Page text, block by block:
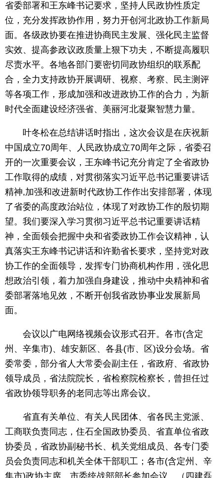
省委部署和王东峰书记要求，坚持人民政协性质定
位，充分发挥政协作用，努力开创河北政协工作新局
面。各级政协要在推进协商民主发展、强化民主监督
实效、提高参政议政质量上狠下功夫，不断提高履职
尽责水平。各地各部门要密切同政协组织的联系配
合，全力支持政协开展调研、视察、考察、民主测评
等各项工作，形成加强和改进政协工作的合力，为新
时代全面建设经济强省、美丽河北凝聚智慧力量。
叶冬松在总结讲话时指出，这次会议是在庆祝新
中国成立70周年、人民政协成立70周年之际，省委召
开的一次重要会议，王东峰书记充分肯定了全省政协
工作取得的成绩，对贯彻落实习近平总书记重要讲话
精神,加强和改进新时代政协工作作出安排部署，体现
了省委的高度政治站位，体现了对政协工作的殷切期
望。我们要深入学习贯彻习近平总书记重要讲话精
神，全面领会把握中央和省委政协工作会议精神，认
真落实王东峰书记讲话和许勤省长要求，坚持党对政
协工作的全面领导，发挥专门协商机构作用，强化思
想政治引领，着力加强自身建设，推动中央精神和省
委部署落地见效，不断开创我省政协事业发展新局
面。
会议以广电网络视频会议形式召开。各市(含定
州、辛集市)、雄安新区、各县(市、区)设分会场。省
委常委，部分省人大常委会副主任，省政府、省政协
领导成员，省法院院长，省检察院检察长，曾担任过
省政协领导职务的老同志等出席会议。
省直有关单位、有关人民团体、省各民主党派、
工商联负责同志，住石全国政协委员、省直单位省政
协委员，省政协副秘书长、机关党组成员、各专门委
员会负责同志和机关全体干部职工；各市(含定州、辛
集市)政协主席、市委统战部部长参加会议。（四建磊